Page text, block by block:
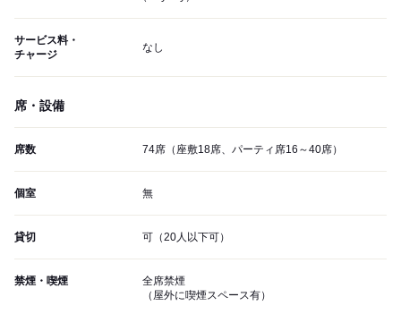
サービス料・
チャージ
なし
席・設備
席数 74席（座敷18席、パーティ席16～40席）
個室 無
貸切 可（20人以下可）
禁煙・喫煙
全席禁煙
（屋外に喫煙スペース有）